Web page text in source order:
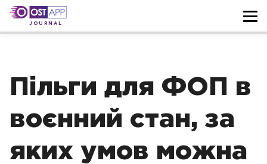
JOURNAL
Пільги для ФОП в
воєнний стан, за
яких умов можна